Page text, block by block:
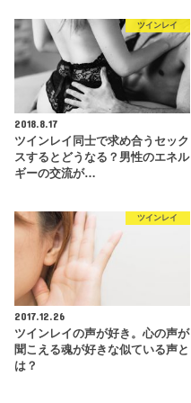
ツインレイ
2018.8.17
ツインレイ同士で求め合うセック
スするとどうなる？男性のエネル
ギーの交流が…
ツインレイ
2017.12.26
ツインレイの声が好き。心の声が
聞こえる魂が好きな似ている声と
は？